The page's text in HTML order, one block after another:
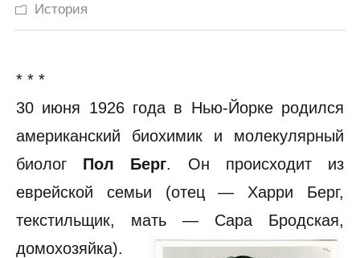
История
* * *
30 июня 1926 года в Нью-Йорке родился
американский биохимик и молекулярный
биолог Пол Берг. Он происходит из
еврейской семьи (отец — Харри Берг,
текстильщик, мать — Сара Бродская,
домохозяйка).